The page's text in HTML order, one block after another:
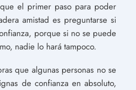
el primer paso para poder
amistad es preguntarse si
porque si no se puede
nadie lo hará tampoco.
que algunas personas no se
de confianza en absoluto,